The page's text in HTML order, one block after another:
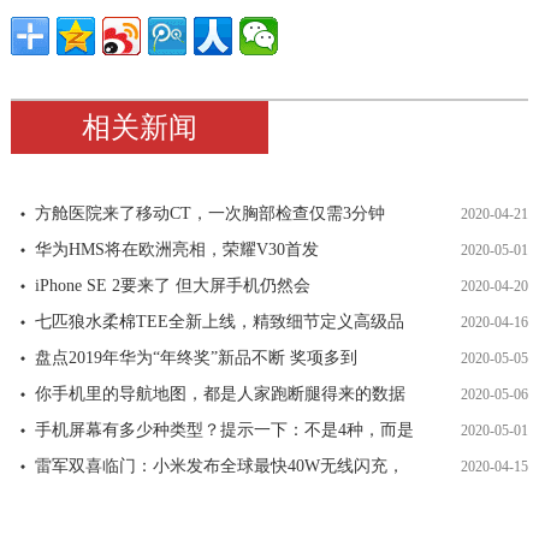
相关新闻
方舱医院来了移动CT，一次胸部检查仅需3分钟 2020-04-21
华为HMS将在欧洲亮相，荣耀V30首发 2020-05-01
iPhone SE 2要来了 但大屏手机仍然会 2020-04-20
七匹狼水柔棉TEE全新上线，精致细节定义高级品 2020-04-16
盘点2019年华为“年终奖”新品不断 奖项多到 2020-05-05
你手机里的导航地图，都是人家跑断腿得来的数据 2020-05-06
手机屏幕有多少种类型？提示一下：不是4种，而是 2020-05-01
雷军双喜临门：小米发布全球最快40W无线闪充， 2020-04-15